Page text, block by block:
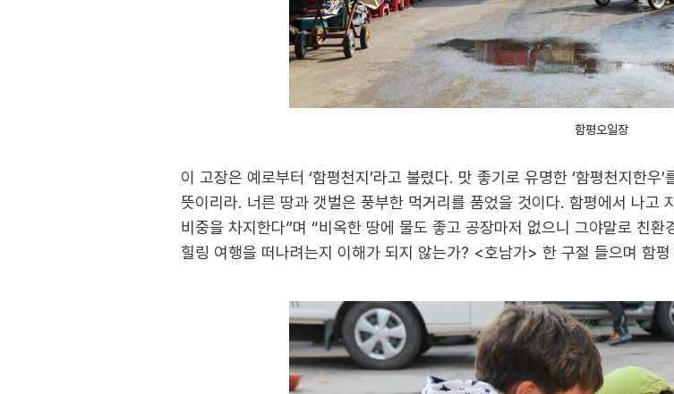
함평오일장
이 고장은 예로부터 ‘함평천지’라고 불렸다. 맛 좋기로 유명한 ‘함평천지한
뜻이리라. 너른 땅과 갯벌은 풍부한 먹거리를 품었을 것이다. 함평에서 나고
비중을 차지한다”며 “비옥한 땅에 물도 좋고 공장마저 없으니 그야말로 친
힐링 여행을 떠나려는지 이해가 되지 않는가? <호남가> 한 구절 들으며 함